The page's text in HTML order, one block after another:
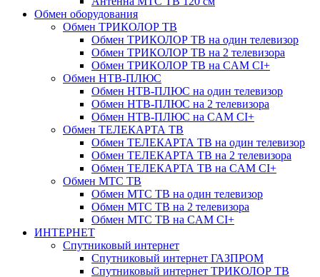
Обмен оборудования
Обмен ТРИКОЛОР ТВ
Обмен ТРИКОЛОР ТВ на один телевизор
Обмен ТРИКОЛОР ТВ на 2 телевизора
Обмен ТРИКОЛОР ТВ на CAM CI+
Обмен НТВ-ПЛЮС
Обмен НТВ-ПЛЮС на один телевизор
Обмен НТВ-ПЛЮС на 2 телевизора
Обмен НТВ-ПЛЮС на CAM CI+
Обмен ТЕЛЕКАРТА ТВ
Обмен ТЕЛЕКАРТА ТВ на один телевизор
Обмен ТЕЛЕКАРТА ТВ на 2 телевизора
Обмен ТЕЛЕКАРТА ТВ на CAM CI+
Обмен МТС ТВ
Обмен МТС ТВ на один телевизор
Обмен МТС ТВ на 2 телевизора
Обмен МТС ТВ на CAM CI+
ИНТЕРНЕТ
Спутниковый интернет
Спутниковый интернет ГАЗПРОМ
Спутниковый интернет ТРИКОЛОР ТВ